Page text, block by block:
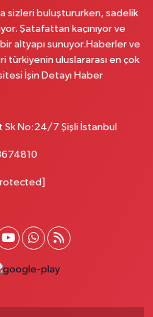
71 C ABİTLER DURAĞI
MERKEZİ KARŞISI
sizleri buluştururken, sadelik
Şatafattan kaçınıyor ve
altyapı sunuyor.Haberler ve
türkiyenin uluslararası en çok
İşin Detayı Haber
Sk No:24/7 Şişli İstanbul